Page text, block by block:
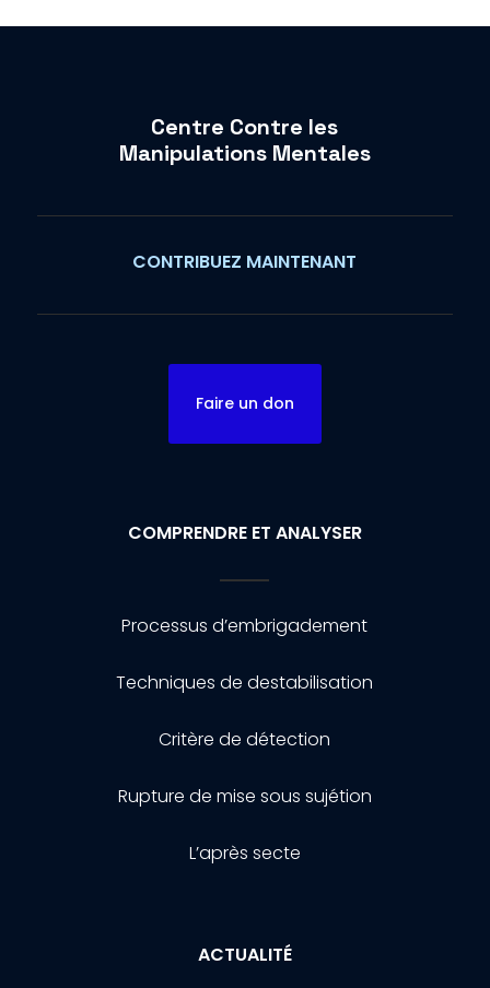
Centre Contre les
Manipulations Mentales
CONTRIBUEZ MAINTENANT
Faire un don
COMPRENDRE ET ANALYSER
Processus d’embrigadement
Techniques de destabilisation
Critère de détection
Rupture de mise sous sujétion
L’après secte
ACTUALITÉ